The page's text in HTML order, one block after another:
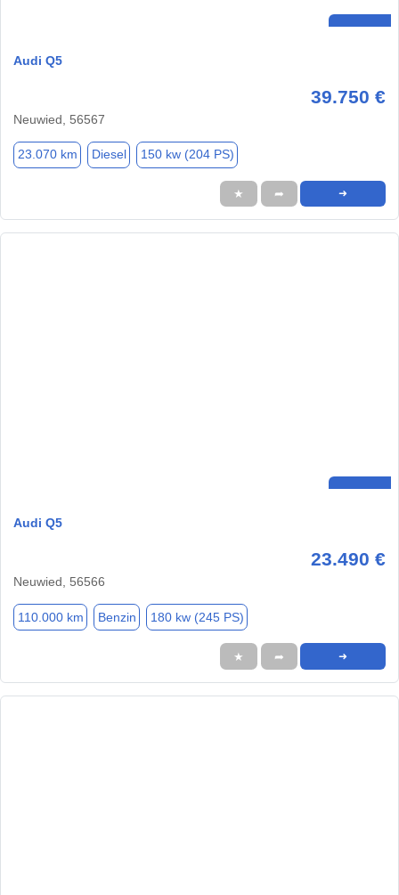
Audi Q5
39.750 €
Neuwied, 56567
23.070 km Diesel 150 kw (204 PS)
★ ➦ ➜
Audi Q5
23.490 €
Neuwied, 56566
110.000 km Benzin 180 kw (245 PS)
★ ➦ ➜